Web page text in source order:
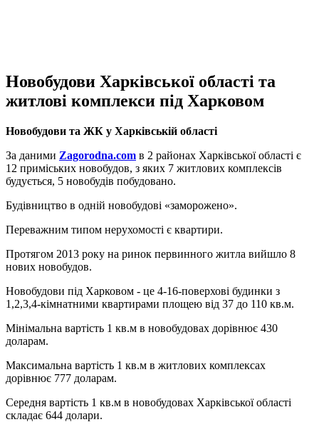
Новобудови Харківської області та
житлові комплекси під Харковом
Новобудови та ЖК у Харківській області
За даними Zagorodna.com в 2 районах Харківської області є
12 приміських новобудов, з яких 7 житлових комплексів
будується, 5 новобудів побудовано.
Будівництво в одній новобудові «заморожено».
Переважним типом нерухомості є квартири.
Протягом 2013 року на ринок первинного житла вийшло 8
нових новобудов.
Новобудови під Харковом - це 4-16-поверхові будинки з
1,2,3,4-кімнатними квартирами площею від 37 до 110 кв.м.
Мінімальна вартість 1 кв.м в новобудовах дорівнює 430
доларам.
Максимальна вартість 1 кв.м в житлових комплексах
дорівнює 777 доларам.
Середня вартість 1 кв.м в новобудовах Харківської області
складає 644 долари.